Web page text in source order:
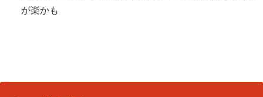
が楽かも